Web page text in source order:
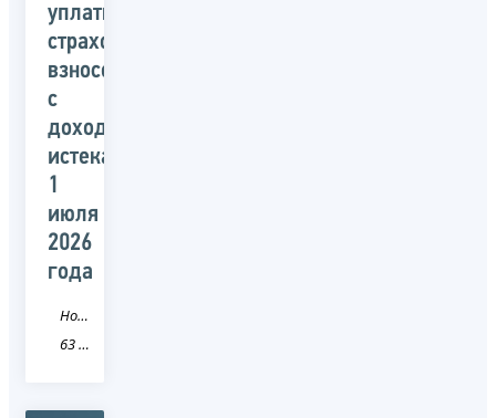
уплаты
страховых
взносов
с
доходов
истекает
1
июля
2026
года
Новость
63 Самарская область